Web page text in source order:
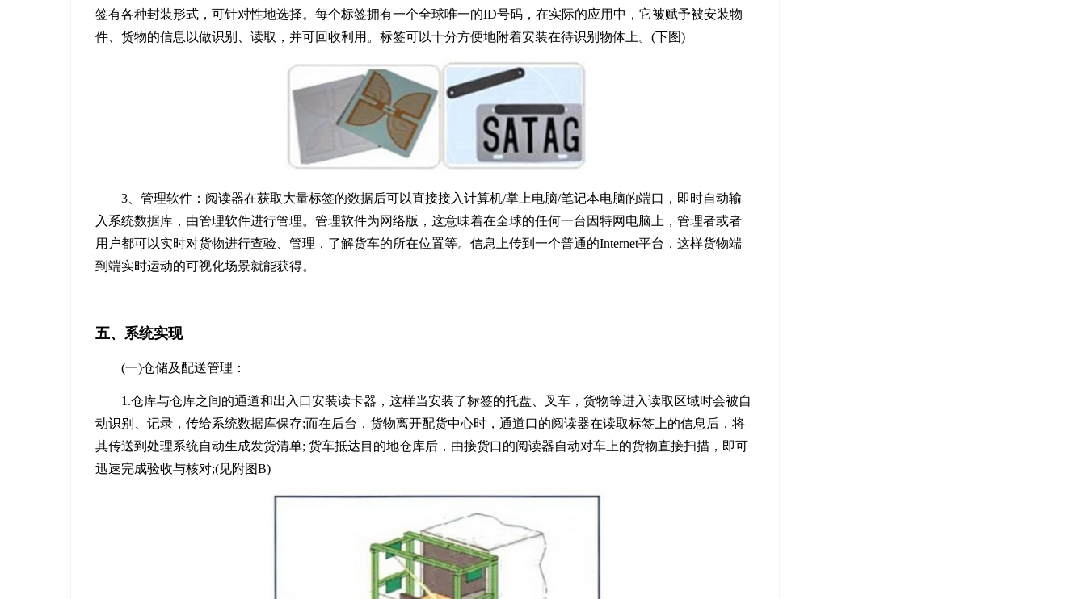
签有各种封装形式，可针对性地选择。每个标签拥有一个全球唯一的ID号码，在实际的应用中，它被赋予被安装物
件、货物的信息以做识别、读取，并可回收利用。标签可以十分方便地附着安装在待识别物体上。(下图)
3、管理软件：阅读器在获取大量标签的数据后可以直接接入计算机/掌上电脑/笔记本电脑的端口，即时自动输
入系统数据库，由管理软件进行管理。管理软件为网络版，这意味着在全球的任何一台因特网电脑上，管理者或者
用户都可以实时对货物进行查验、管理，了解货车的所在位置等。信息上传到一个普通的Internet平台，这样货物端
到端实时运动的可视化场景就能获得。
五、系统实现
(一)仓储及配送管理：
1.仓库与仓库之间的通道和出入口安装读卡器，这样当安装了标签的托盘、叉车，货物等进入读取区域时会被自
动识别、记录，传给系统数据库保存;而在后台，货物离开配货中心时，通道口的阅读器在读取标签上的信息后，将
其传送到处理系统自动生成发货清单; 货车抵达目的地仓库后，由接货口的阅读器自动对车上的货物直接扫描，即可
迅速完成验收与核对;(见附图B)